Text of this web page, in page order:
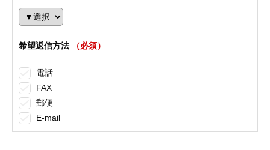
希望返信方法 （必須）
電話
FAX
郵便
E-mail